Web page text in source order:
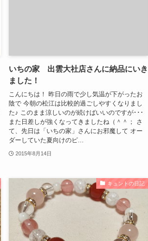
いちの家 出雲大社店さんに納品にいき
ました！
こんにちは！ 昨日の雨で少し気温が下がったお
陰で 今朝の松江は比較的過ごしやすくなりまし
た♪ このまま涼しいのが続けばいいのですが･･･
また日差しが強くなってきましたね（＾＾； さ
て、先日は「いちの家」さんにお邪魔して オー
ダーしていた夏向けのピ...
2015年8月14日
キュントの日記